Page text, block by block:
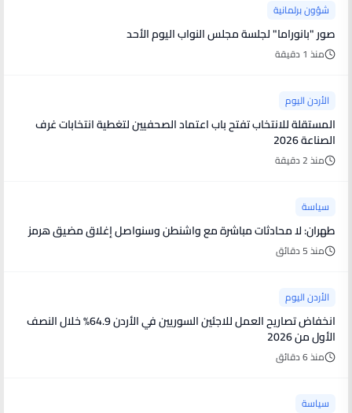
شؤون برلمانية
صور "بانوراما" لجلسة مجلس النواب اليوم الأحد
منذ 1 دقيقة
الأردن اليوم
المستقلة للانتخاب تفتح باب اعتماد الصحفيين لتغطية انتخابات غرف
الصناعة 2026
منذ 2 دقيقة
سياسة
طهران: لا محادثات مباشرة مع واشنطن وسنواصل إغلاق مضيق هرمز
منذ 5 دقائق
الأردن اليوم
انخفاض تصاريح العمل للاجئين السوريين في الأردن 64.9% خلال النصف
الأول من 2026
منذ 6 دقائق
سياسة